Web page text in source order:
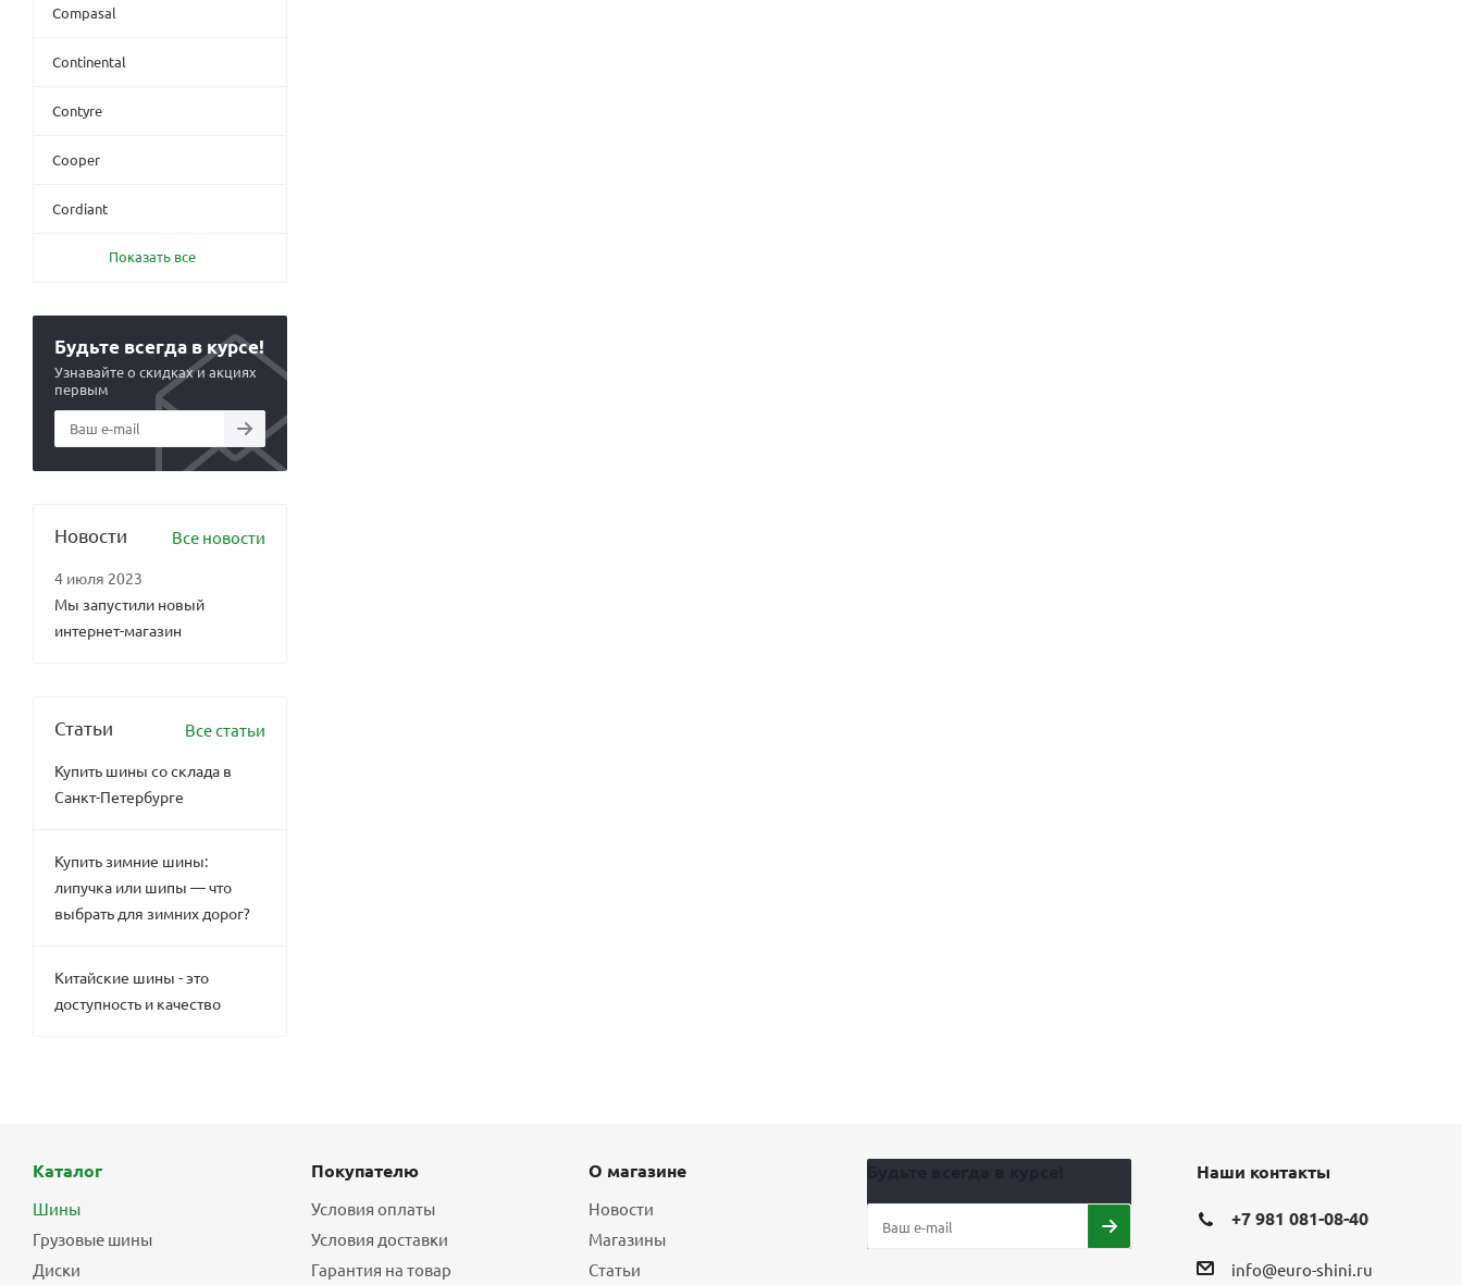
Compasal
Continental
Contyre
Cooper
Cordiant
Показать все
Будьте всегда в курсе!
Узнавайте о скидках и акциях
первым
Новости Все новости
4 июля 2023
Мы запустили новый
интернет-магазин
Статьи Все статьи
Купить шины со склада в
Санкт-Петербурге
Купить зимние шины:
липучка или шипы — что
выбрать для зимних дорог?
Китайские шины - это
доступность и качество
Каталог
Шины
Грузовые шины
Диски
Покупателю
Условия оплаты
Условия доставки
Гарантия на товар
О магазине
Новости
Магазины
Статьи
Наши контакты
+7 981 081-08-40
info@euro-shini.ru